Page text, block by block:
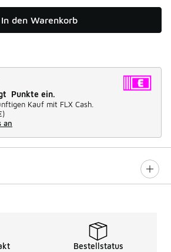
In den Warenkorb
Punkte ein.
Kauf mit FLX Cash.
)
an
Bestellstatus